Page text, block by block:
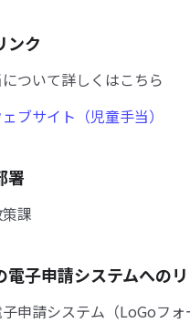
ンク
ついて詳しくはこちら
ブサイト（児童手当）
署
課
電子申請システムへの
申請システム（LoGoフォ